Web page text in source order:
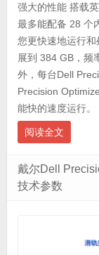
强大的性能 搭载
最多能配备 28 个
您更快速地运行
展到 384 GB，频
外，每台Dell
Precision
能快的速度运行。
阅读全文
戴尔Dell
技术参数